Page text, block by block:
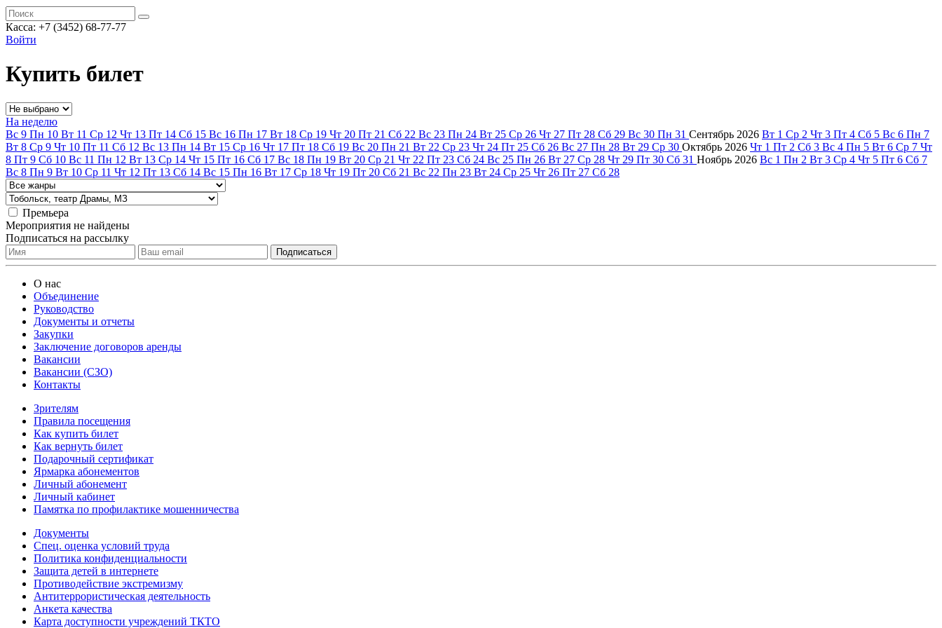
Касса: +7 (3452) 68-77-77
Войти
Купить билет
На неделю
Вс 9 Пн 10 Вт 11 Ср 12 Чт 13 Пт 14 Сб 15 Вс 16 Пн 17 Вт 18 Ср 19 Чт 20 Пт 21 Сб 22 Вс 23 Пн 24 Вт 25 Ср 26 Чт 27 Пт 28 Сб 29 Вс 30 Пн 31 Сентябрь 2026 Вт 1 Ср 2 Чт 3 Пт 4 Сб 5 Вс 6 Пн 7
Вт 8 Ср 9 Чт 10 Пт 11 Сб 12 Вс 13 Пн 14 Вт 15 Ср 16 Чт 17 Пт 18 Сб 19 Вс 20 Пн 21 Вт 22 Ср 23 Чт 24 Пт 25 Сб 26 Вс 27 Пн 28 Вт 29 Ср 30 Октябрь 2026 Чт 1 Пт 2 Сб 3 Вс 4 Пн 5 Вт 6 Ср 7 Чт
8 Пт 9 Сб 10 Вс 11 Пн 12 Вт 13 Ср 14 Чт 15 Пт 16 Сб 17 Вс 18 Пн 19 Вт 20 Ср 21 Чт 22 Пт 23 Сб 24 Вс 25 Пн 26 Вт 27 Ср 28 Чт 29 Пт 30 Сб 31 Ноябрь 2026 Вс 1 Пн 2 Вт 3 Ср 4 Чт 5 Пт 6 Сб 7
Вс 8 Пн 9 Вт 10 Ср 11 Чт 12 Пт 13 Сб 14 Вс 15 Пн 16 Вт 17 Ср 18 Чт 19 Пт 20 Сб 21 Вс 22 Пн 23 Вт 24 Ср 25 Чт 26 Пт 27 Сб 28
Премьера
Мероприятия не найдены
Подписаться на рассылку
О нас
Объединение
Руководство
Документы и отчеты
Закупки
Заключение договоров аренды
Вакансии
Вакансии (СЗО)
Контакты
Зрителям
Правила посещения
Как купить билет
Как вернуть билет
Подарочный сертификат
Ярмарка абонементов
Личный абонемент
Личный кабинет
Памятка по профилактике мошенничества
Документы
Спец. оценка условий труда
Политика конфиденциальности
Защита детей в интернете
Противодействие экстремизму
Антитеррористическая деятельность
Анкета качества
Карта доступности учреждений ТКТО